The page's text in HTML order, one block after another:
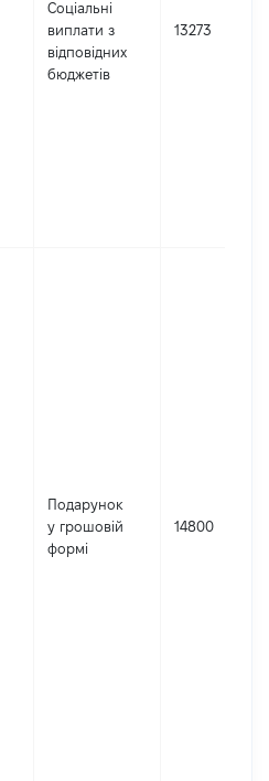
Соціальні
виплати з
відповідних
бюджетів
13273
Подарунок
у грошовій
формі
14800